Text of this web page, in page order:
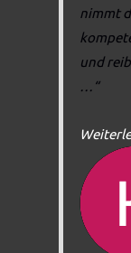
nimmt
und
…“